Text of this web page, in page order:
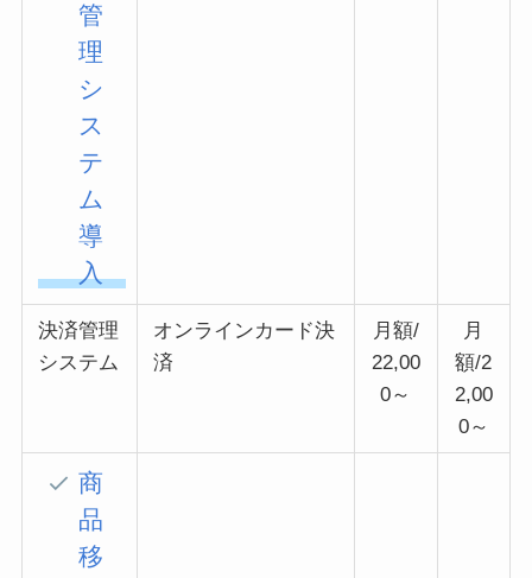
管
理
シ
ス
テ
ム
導
入
決済管理
システム
オンラインカード決
済
月額/
22,00
0～
月
額/2
2,00
0～
商
品
移